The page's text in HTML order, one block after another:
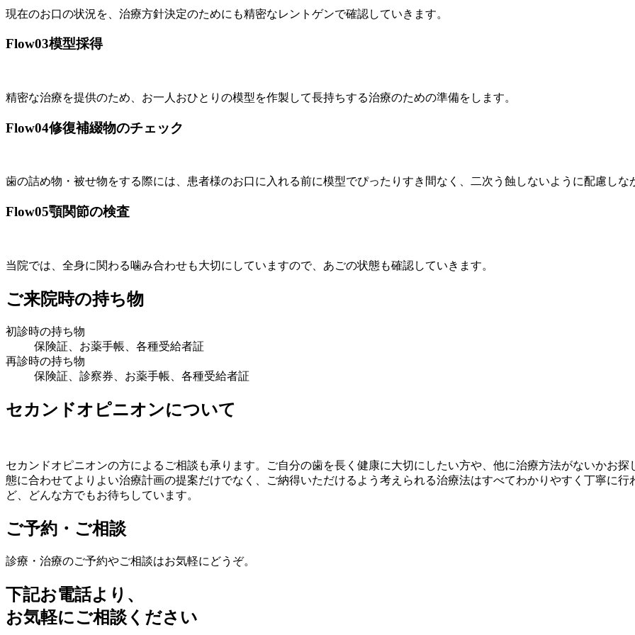
現在のお口の状況を、治療方針決定のためにも精密なレントゲンで確認していきます。
Flow03模型採得
精密な治療を提供のため、お一人おひとりの模型を作製して長持ちする治療のための準備をします。
Flow04修復補綴物のチェック
歯の詰め物・被せ物をする際には、患者様のお口に入れる前に模型でぴったりすき間なく、二次う蝕しないように配慮しな
Flow05顎関節の検査
当院では、全身に関わる噛み合わせも大切にしていますので、あごの状態も確認していきます。
ご来院時の持ち物
初診時の持ち物
保険証、お薬手帳、各種受給者証
再診時の持ち物
保険証、診察券、お薬手帳、各種受給者証
セカンドオピニオンについて
セカンドオピニオンの方によるご相談も承ります。ご自分の歯を長く健康に大切にしたい方や、他に治療方法がないかお
態に合わせてよりよい治療計画の提案だけでなく、ご納得いただけるよう考えられる治療法はすべてわかりやすく丁寧に
ど、どんな方でもお待ちしています。
ご予約・ご相談
診療・治療のご予約やご相談はお気軽にどうぞ。
下記お電話より、
お気軽にご相談ください